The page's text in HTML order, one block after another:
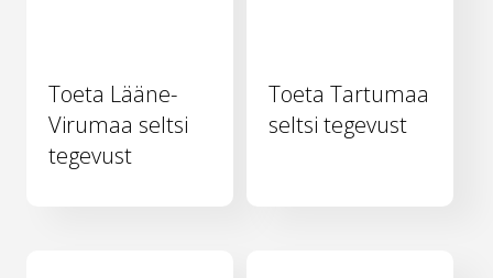
Toeta Lääne-
Virumaa seltsi
tegevust
Toeta Tartumaa
seltsi tegevust